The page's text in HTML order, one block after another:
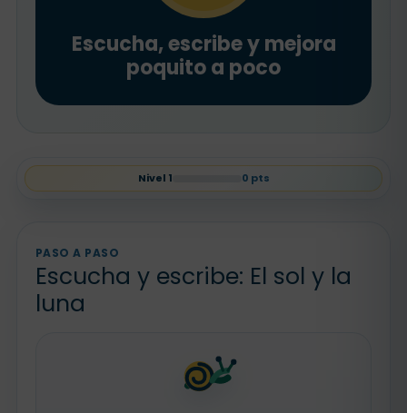
Escucha, escribe y mejora
poquito a poco
Nivel 1 0 pts
PASO A PASO
Escucha y escribe: El sol y la
luna